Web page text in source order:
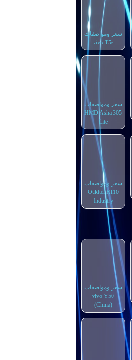
سعر ومواصفات
vivo T5e
سعر ومواصفات
HMD Asha 305
Lite
سعر ومواصفات
Oukitel RT10
Industry
سعر ومواصفات
vivo Y50
(China)